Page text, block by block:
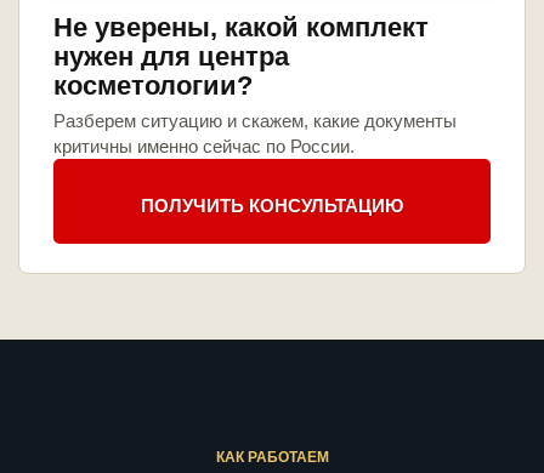
Не уверены, какой комплект
нужен для центра
косметологии?
Разберем ситуацию и скажем, какие документы
критичны именно сейчас по России.
ПОЛУЧИТЬ КОНСУЛЬТАЦИЮ
КАК РАБОТАЕМ